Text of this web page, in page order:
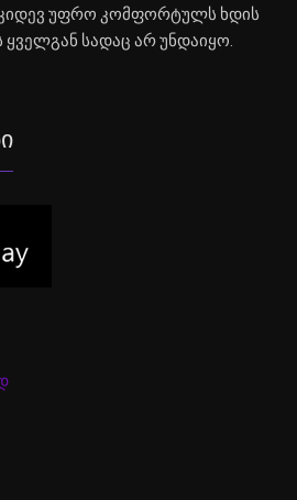
უფრო კომფორტულს ხდის
სადაც არ უნდაიყო.